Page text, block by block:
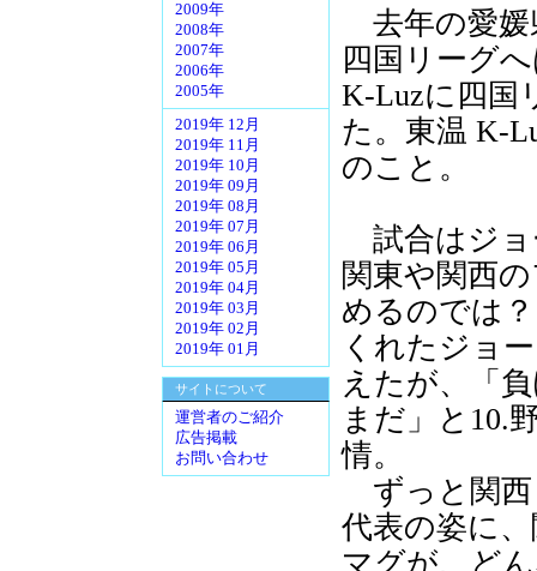
2009年
2008年
2007年
2006年
2005年
2019年 12月
2019年 11月
2019年 10月
2019年 09月
2019年 08月
2019年 07月
2019年 06月
2019年 05月
2019年 04月
2019年 03月
2019年 02月
2019年 01月
サイトについて
運営者のご紹介
広告掲載
お問い合わせ
去年の愛媛
四国リーグ
K-Luzに四国
た。東温 K-
のこと。
試合はジョ
関東や関西
めるのでは
くれたジョ
えたが、「
まだ」と10.
情。
ずっと関西
代表の姿に
マグが、ど